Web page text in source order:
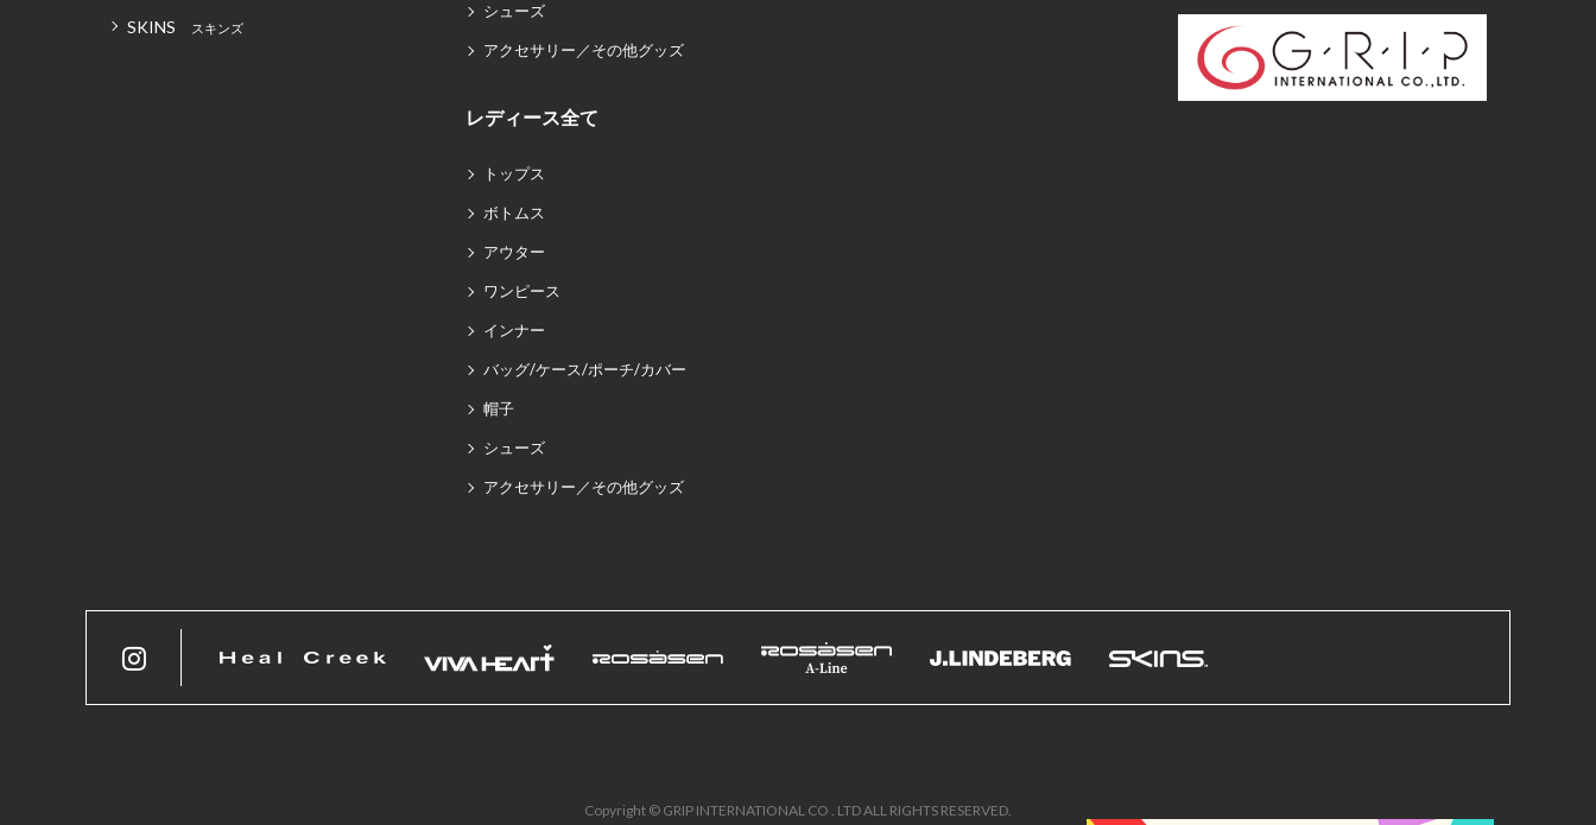
SKINS スキンズ
シューズ
アクセサリー／その他グッズ
レディース全て
トップス
ボトムス
アウター
ワンピース
インナー
バッグ/ケース/ポーチ/カバー
帽子
シューズ
アクセサリー／その他グッズ
Copyright © GRIP INTERNATIONAL CO . LTD ALL RIGHTS RESERVED.